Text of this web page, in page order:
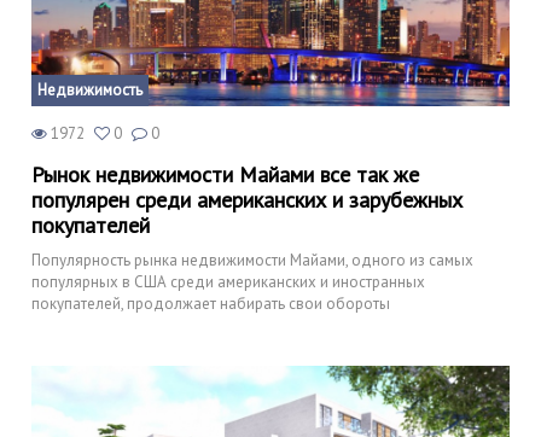
Недвижимость
1972 0 0
Рынок недвижимости Майами все так же
популярен среди американских и зарубежных
покупателей
Популярность рынка недвижимости Майами, одного из самых
популярных в США среди американских и иностранных
покупателей, продолжает набирать свои обороты